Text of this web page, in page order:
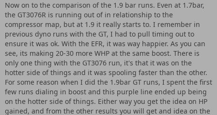
Now on to the comparison of the 1.9 bar runs. Even at 1.7bar,
the GT3076R is running out of in relationship to the
compressor map, but at 1.9 it really starts to. I remember in
previous dyno runs with the GT, I had to pull timing out to
ensure it was ok. With the EFR, it was way happier. As you can
see, its making 20-30 more WHP at the same boost. There is
only one thing with the GT3076 run, it's that it was on the
hotter side of things and it was spooling faster than the other.
For some reason when I did the 1.9bar GT runs, I spent the first
few runs dialing in boost and this purple line ended up being
on the hotter side of things. Either way you get the idea on HP
gained, and from the other results you will get and idea on the